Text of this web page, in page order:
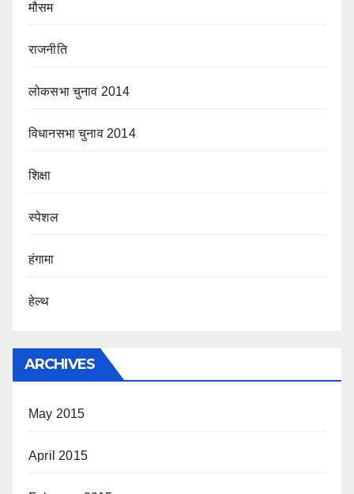
मौसम
राजनीति
लोकसभा चुनाव 2014
विधानसभा चुनाव 2014
शिक्षा
स्पेशल
हंगामा
हेल्थ
ARCHIVES
May 2015
April 2015